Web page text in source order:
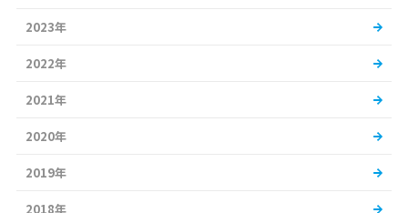
2023年
2022年
2021年
2020年
2019年
2018年